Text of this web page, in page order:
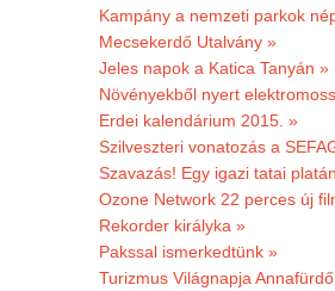
Kampány a nemzeti parkok
Mecsekerdő Utalvány »
Jeles napok a Katica Tanyán »
Növényekből nyert
Erdei kalendárium 2015. »
Szilveszteri vonatozás a
Szavazás! Egy igazi tatai
Ozone Network 22 perces új
Rekorder királyka »
Pakssal ismerkedtünk »
Turizmus Világnapja